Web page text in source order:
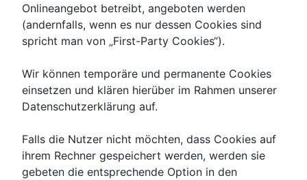
Onlineangebot betreibt, angeboten werden
(andernfalls, wenn es nur dessen Cookies sind
spricht man von „First-Party Cookies“).
Wir können temporäre und permanente Cookies
einsetzen und klären hierüber im Rahmen unserer
Datenschutzerklärung auf.
Falls die Nutzer nicht möchten, dass Cookies auf
ihrem Rechner gespeichert werden, werden sie
gebeten die entsprechende Option in den